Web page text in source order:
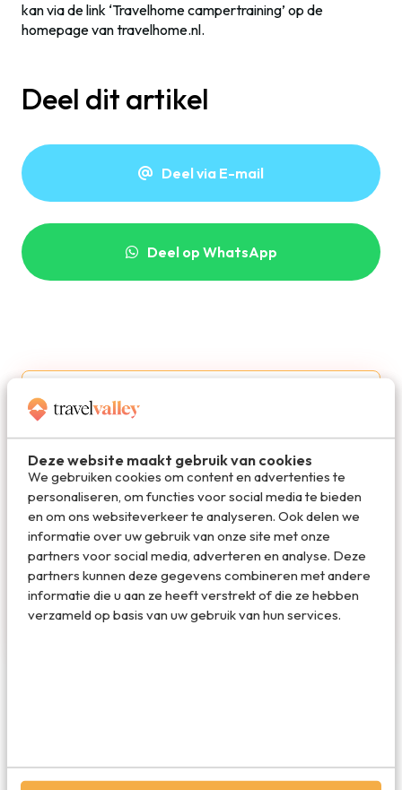
Deze website maakt gebruik van cookies
We gebruiken cookies om content en advertenties te
personaliseren, om functies voor social media te bieden
en om ons websiteverkeer te analyseren. Ook delen we
informatie over uw gebruik van onze site met onze
partners voor social media, adverteren en analyse. Deze
partners kunnen deze gegevens combineren met andere
informatie die u aan ze heeft verstrekt of die ze hebben
verzameld op basis van uw gebruik van hun services.
kan via de link ‘Travelhome campertraining’ op de
homepage van travelhome.nl.
Deel dit artikel
Deel via E-mail
Deel op WhatsApp
Redactie Travelvalley
De redactie van Travelvalley houd je op de
hoogte van reisnieuws en trends in de reiswereld.
Volg ons ook via TikTok, Facebook en Instagram
en mis niets!